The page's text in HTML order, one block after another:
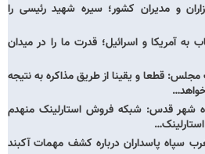
و مدیران کشور؛ سیره شهید رئیسی را
به آمریکا و اسرائیل؛ قدرت ما را در میدان
قطعا و یقینا از طریق مذاکره به نتیجه
شهر قدس: شبکه فروش استارلینک منهدم
سپاه پاسداران درباره کشف مهمات آکبند